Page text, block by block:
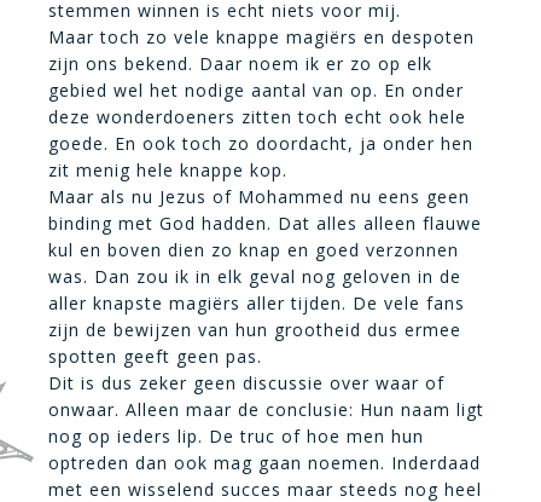
stemmen winnen is echt niets voor mij.
Maar toch zo vele knappe magiërs en despoten
zijn ons bekend. Daar noem ik er zo op elk
gebied wel het nodige aantal van op. En onder
deze wonderdoeners zitten toch echt ook hele
goede. En ook toch zo doordacht, ja onder hen
zit menig hele knappe kop.
Maar als nu Jezus of Mohammed nu eens geen
binding met God hadden. Dat alles alleen flauwe
kul en boven dien zo knap en goed verzonnen
was. Dan zou ik in elk geval nog geloven in de
aller knapste magiërs aller tijden. De vele fans
zijn de bewijzen van hun grootheid dus ermee
spotten geeft geen pas.
Dit is dus zeker geen discussie over waar of
onwaar. Alleen maar de conclusie: Hun naam ligt
nog op ieders lip. De truc of hoe men hun
optreden dan ook mag gaan noemen. Inderdaad
met een wisselend succes maar steeds nog heel